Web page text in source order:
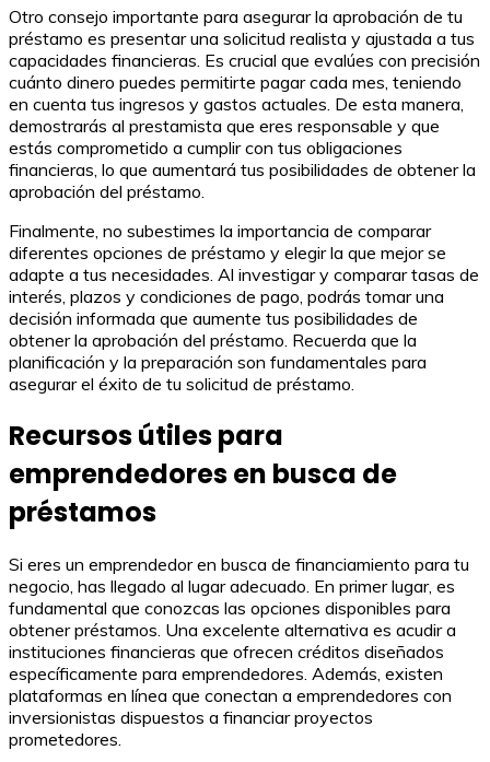
Otro consejo importante para asegurar la aprobación de tu
préstamo es presentar una solicitud realista y ajustada a tus
capacidades financieras. Es crucial que evalúes con precisión
cuánto dinero puedes permitirte pagar cada mes, teniendo
en cuenta tus ingresos y gastos actuales. De esta manera,
demostrarás al prestamista que eres responsable y que
estás comprometido a cumplir con tus obligaciones
financieras, lo que aumentará tus posibilidades de obtener la
aprobación del préstamo.
Finalmente, no subestimes la importancia de comparar
diferentes opciones de préstamo y elegir la que mejor se
adapte a tus necesidades. Al investigar y comparar tasas de
interés, plazos y condiciones de pago, podrás tomar una
decisión informada que aumente tus posibilidades de
obtener la aprobación del préstamo. Recuerda que la
planificación y la preparación son fundamentales para
asegurar el éxito de tu solicitud de préstamo.
Recursos útiles para
emprendedores en busca de
préstamos
Si eres un emprendedor en busca de financiamiento para tu
negocio, has llegado al lugar adecuado. En primer lugar, es
fundamental que conozcas las opciones disponibles para
obtener préstamos. Una excelente alternativa es acudir a
instituciones financieras que ofrecen créditos diseñados
específicamente para emprendedores. Además, existen
plataformas en línea que conectan a emprendedores con
inversionistas dispuestos a financiar proyectos
prometedores.